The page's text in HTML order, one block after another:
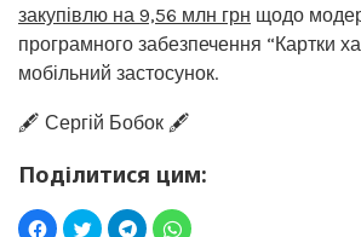
закупівлю на 9,56 млн грн щодо
програмного забезпечення “Картки
мобільний застосунок.
🖋️ Сергій Бобок 🖋️
Поділитися цим: